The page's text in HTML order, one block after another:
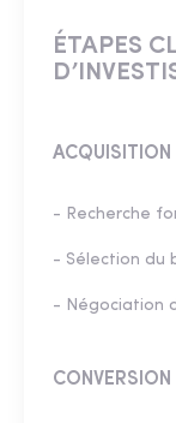
ÉTAPES
ACQUISITION
­- Recherche
- Sélection du
- Négociation
CONVERSION